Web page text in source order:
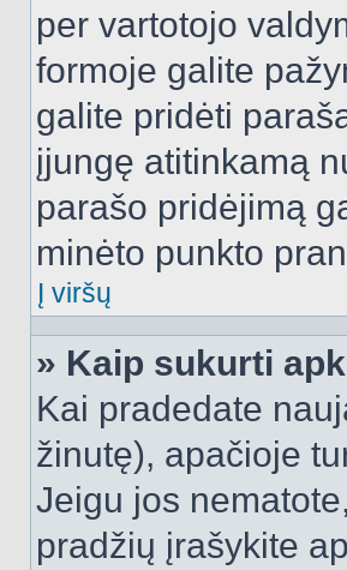
per vartotojo
formoje galite
galite pridėti
įjungę atitinkamą
parašo pridėjimą
minėto punkto
Į viršų
» Kaip sukurti
Kai pradedate
žinutę), apačioje
Jeigu jos
pradžių įrašykite